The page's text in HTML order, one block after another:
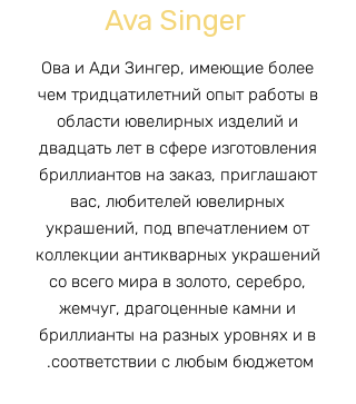
Ava Singer
Ова и Ади Зингер, имеющие более
чем тридцатилетний опыт работы в
области ювелирных изделий и
двадцать лет в сфере изготовления
бриллиантов на заказ, приглашают
вас, любителей ювелирных
украшений, под впечатлением от
коллекции антикварных украшений
со всего мира в золото, серебро,
жемчуг, драгоценные камни и
бриллианты на разных уровнях и в
соответствии с любым бюджетом.